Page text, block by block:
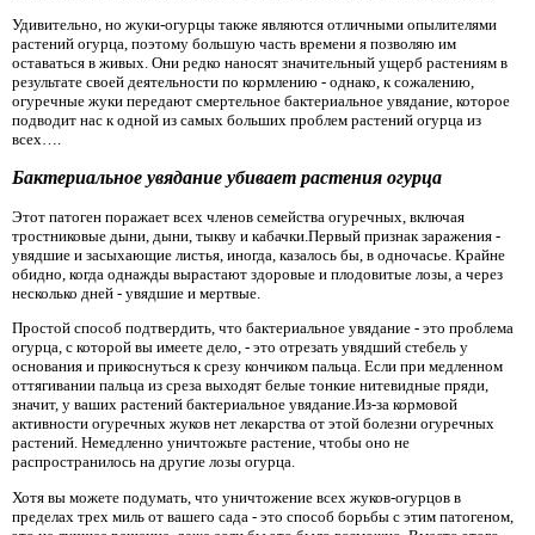
Удивительно, но жуки-огурцы также являются отличными опылителями
растений огурца, поэтому большую часть времени я позволяю им
оставаться в живых. Они редко наносят значительный ущерб растениям в
результате своей деятельности по кормлению - однако, к сожалению,
огуречные жуки передают смертельное бактериальное увядание, которое
подводит нас к одной из самых больших проблем растений огурца из
всех….
Бактериальное увядание убивает растения огурца
Этот патоген поражает всех членов семейства огуречных, включая
тростниковые дыни, дыни, тыкву и кабачки.Первый признак заражения -
увядшие и засыхающие листья, иногда, казалось бы, в одночасье. Крайне
обидно, когда однажды вырастают здоровые и плодовитые лозы, а через
несколько дней - увядшие и мертвые.
Простой способ подтвердить, что бактериальное увядание - это проблема
огурца, с которой вы имеете дело, - это отрезать увядший стебель у
основания и прикоснуться к срезу кончиком пальца. Если при медленном
оттягивании пальца из среза выходят белые тонкие нитевидные пряди,
значит, у ваших растений бактериальное увядание.Из-за кормовой
активности огуречных жуков нет лекарства от этой болезни огуречных
растений. Немедленно уничтожьте растение, чтобы оно не
распространилось на другие лозы огурца.
Хотя вы можете подумать, что уничтожение всех жуков-огурцов в
пределах трех миль от вашего сада - это способ борьбы с этим патогеном,